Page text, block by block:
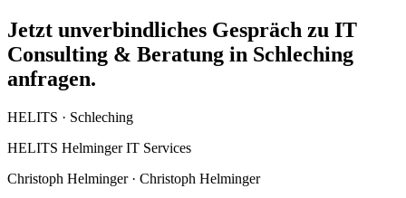
Jetzt unverbindliches Gespräch zu IT
Consulting & Beratung in Schleching
anfragen.
HELITS · Schleching
HELITS Helminger IT Services
Christoph Helminger · Christoph Helminger